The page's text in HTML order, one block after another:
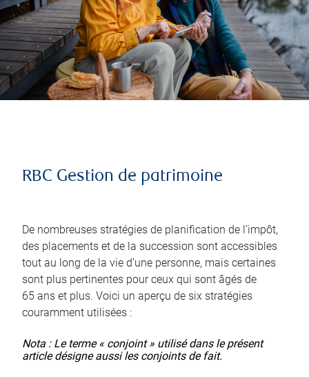
RBC Gestion de patrimoine
De nombreuses stratégies de planification de l’impôt,
des placements et de la succession sont accessibles
tout au long de la vie d’une personne, mais certaines
sont plus pertinentes pour ceux qui sont âgés de
65 ans et plus. Voici un aperçu de six stratégies
couramment utilisées :
Nota : Le terme « conjoint » utilisé dans le présent
article désigne aussi les conjoints de fait.